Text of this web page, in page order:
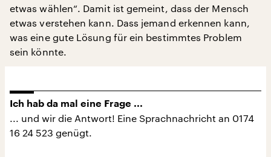
etwas wählen“. Damit ist gemeint, dass der Mensch
etwas verstehen kann. Dass jemand erkennen kann,
was eine gute Lösung für ein bestimmtes Problem
sein könnte.
Ich hab da mal eine Frage ...
... und wir die Antwort! Eine Sprachnachricht an 0174
16 24 523 genügt.